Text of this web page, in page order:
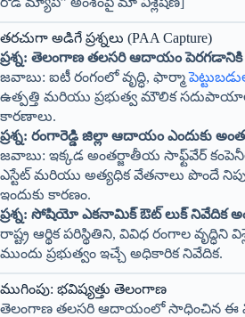
తరచుగా అడిగే ప్రశ్నలు (PAA Capture)
ప్రశ్న: తెలంగాణ తలసరి ఆదాయం
జవాబు: ఐటీ రంగంలో వృద్ధి, ఫార్మా
ఉత్పత్తి మరియు ప్రభుత్వ మౌలిక
కారణాలు.
ప్రశ్న: రంగారెడ్డి జిల్లా ఆదాయం ఎందుకు
జవాబు: ఇక్కడ అంతర్జాతీయ సాఫ్ట్‌వేర్
ఎస్టేట్ మరియు అత్యధిక వేతనాలు పొందే
ఇందుకు కారణం.
ప్రశ్న: సోషియో ఎకనామిక్ ఔట్ లుక్ నివేదిక
రాష్ట్ర ఆర్థిక పరిస్థితిని, వివిధ రంగాల వృద్ధిని
ముందు ప్రభుత్వం ఇచ్చే అధికారిక నివేదిక.
ముగింపు: భవిష్యత్తు తెలంగాణ
తెలంగాణ తలసరి ఆదాయంలో సాధించిన ఈ